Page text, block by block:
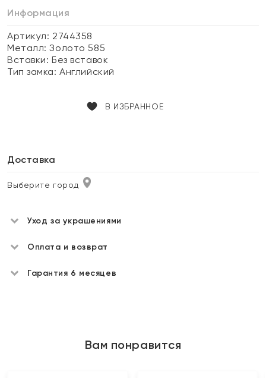
Информация
Артикул: 2744358
Металл:Золото 585
Вставки:Без вставок
Тип замка:Английский
В ИЗБРАННОЕ
Доставка
Выберите город
Уход за украшениями
Оплата и возврат
Гарантия 6 месяцев
Вам понравится